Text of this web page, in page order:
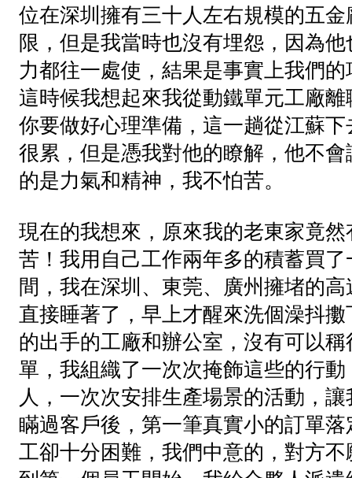
位在深圳擁有三十人左右規模的五
限，但是我當時也沒有埋怨，因為
力都往一處使，結果是事實上我們
這時候我想起來我從動鐵單元工廠
你要做好心理準備，這一趟從江蘇
很累，但是憑我對他的瞭解，他不
的是力氣和精神，我不怕苦。
現在的我想來，原來我的老東家竟
苦！我用自己工作兩年多的積蓄買
間，我在深圳、東莞、廣州擁堵的
直接睡著了，早上才醒來洗個澡抖
的出手的工廠和辦公室，沒有可以
單，我組織了一次次掩飾這些的行
人，一次次安排生產場景的活動，
瞞過客戶後，第一筆真實小的訂單
工卻十分困難，我們中意的，對方